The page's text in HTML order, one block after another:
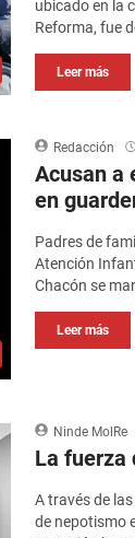
ubicado en la
Reforma, fue
Leer más
Redacción
Acusan a
en
Padres de
Atención
Chacón se
Leer más
Ninde MolRe
La fuerza
A través de
de nepotismo